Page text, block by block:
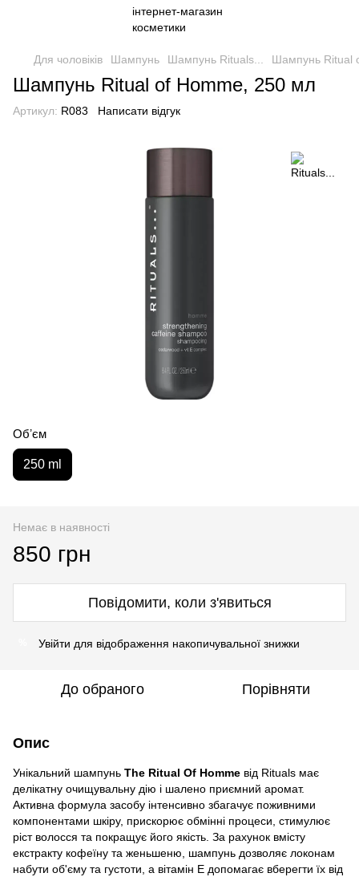
Для чоловіків Шампунь Шампунь Rituals... Шампунь Ritual
Шампунь Ritual of Homme, 250 мл
Артикул: R083 Написати відгук
Обʼєм
250 ml
Немає в наявності
850 грн
Повідомити, коли з'явиться
Увійти для відображення накопичувальної знижки
До обраного Порівняти
Опис
Унікальний шампунь The Ritual Of Homme від Rituals має
делікатну очищувальну дію і шалено приємний аромат.
Активна формула засобу інтенсивно збагачує поживними
компонентами шкіру, прискорює обмінні процеси, стимулює
ріст волосся та покращує його якість. За рахунок вмісту
екстракту кофеїну та женьшеню, шампунь дозволяє локонам
набути об'єму та густоти, а вітамін Е допомагає вберегти їх від